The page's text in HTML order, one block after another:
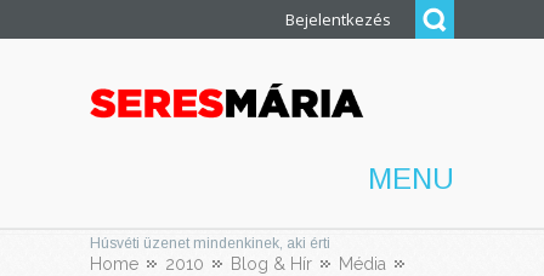
Bejelentkezés
MENU
Húsvéti üzenet mindenkinek, aki érti
Home 2010 Blog & Hír
Média